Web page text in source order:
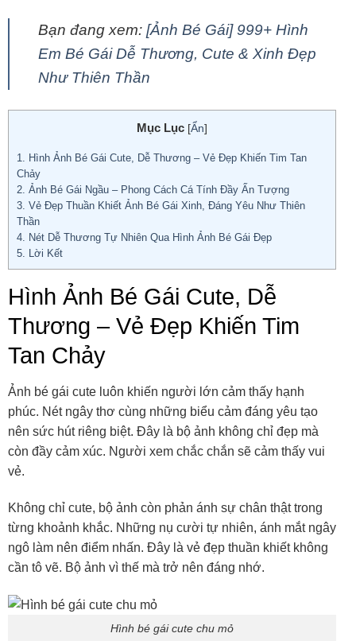
Bạn đang xem: [Ảnh Bé Gái] 999+ Hình
Em Bé Gái Dễ Thương, Cute & Xinh Đẹp
Như Thiên Thần
Mục Lục [Ẩn]
1.
Hình Ảnh Bé Gái Cute, Dễ Thương – Vẻ Đẹp Khiến Tim Tan
Chảy
2. Ảnh Bé Gái Ngầu – Phong Cách Cá Tính Đầy Ấn Tượng
3. Vẻ Đẹp Thuần Khiết Ảnh Bé Gái Xinh, Đáng Yêu Như Thiên
Thần
4. Nét Dễ Thương Tự Nhiên Qua Hình Ảnh Bé Gái Đẹp
5. Lời Kết
Hình Ảnh Bé Gái Cute, Dễ
Thương – Vẻ Đẹp Khiến Tim
Tan Chảy
Ảnh bé gái cute luôn khiến người lớn cảm thấy hạnh
phúc. Nét ngây thơ cùng những biểu cảm đáng yêu tạo
nên sức hút riêng biệt. Đây là bộ ảnh không chỉ đẹp mà
còn đầy cảm xúc. Người xem chắc chắn sẽ cảm thấy vui
vẻ.
Không chỉ cute, bộ ảnh còn phản ánh sự chân thật trong
từng khoảnh khắc. Những nụ cười tự nhiên, ánh mắt ngây
ngô làm nên điểm nhấn. Đây là vẻ đẹp thuần khiết không
cần tô vẽ. Bộ ảnh vì thế mà trở nên đáng nhớ.
Hình bé gái cute chu mỏ